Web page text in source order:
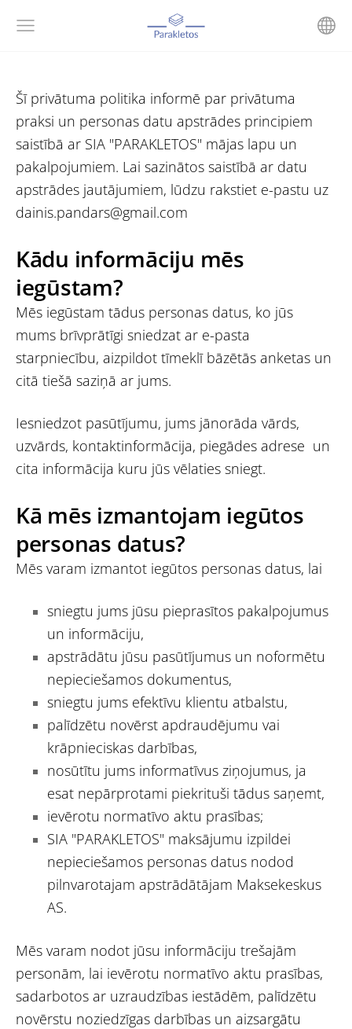
Šī privātuma politika informē par privātuma
praksi un personas datu apstrādes principiem
saistībā ar SIA "PARAKLETOS" mājas lapu un
pakalpojumiem. Lai sazinātos saistībā ar datu
apstrādes jautājumiem, lūdzu rakstiet e-pastu uz
dainis.pandars@gmail.com
Kādu informāciju mēs
iegūstam?
Mēs iegūstam tādus personas datus, ko jūs
mums brīvprātīgi sniedzat ar e-pasta
starpniecību, aizpildot tīmeklī bāzētās anketas un
citā tiešā saziņā ar jums.
Iesniedzot pasūtījumu, jums jānorāda vārds,
uzvārds, kontaktinformācija, piegādes adrese un
cita informācija kuru jūs vēlaties sniegt.
Kā mēs izmantojam iegūtos
personas datus?
Mēs varam izmantot iegūtos personas datus, lai
sniegtu jums jūsu pieprasītos pakalpojumus
un informāciju,
apstrādātu jūsu pasūtījumus un noformētu
nepieciešamos dokumentus,
sniegtu jums efektīvu klientu atbalstu,
palīdzētu novērst apdraudējumu vai
krāpnieciskas darbības,
nosūtītu jums informatīvus ziņojumus, ja
esat nepārprotami piekrituši tādus saņemt,
ievērotu normatīvo aktu prasības;
SIA "PARAKLETOS" maksājumu izpildei
nepieciešamos personas datus nodod
pilnvarotajam apstrādātājam Maksekeskus
AS.
Mēs varam nodot jūsu informāciju trešajām
personām, lai ievērotu normatīvo aktu prasības,
sadarbotos ar uzraudzības iestādēm, palīdzētu
novērstu noziedzīgas darbības un aizsargātu